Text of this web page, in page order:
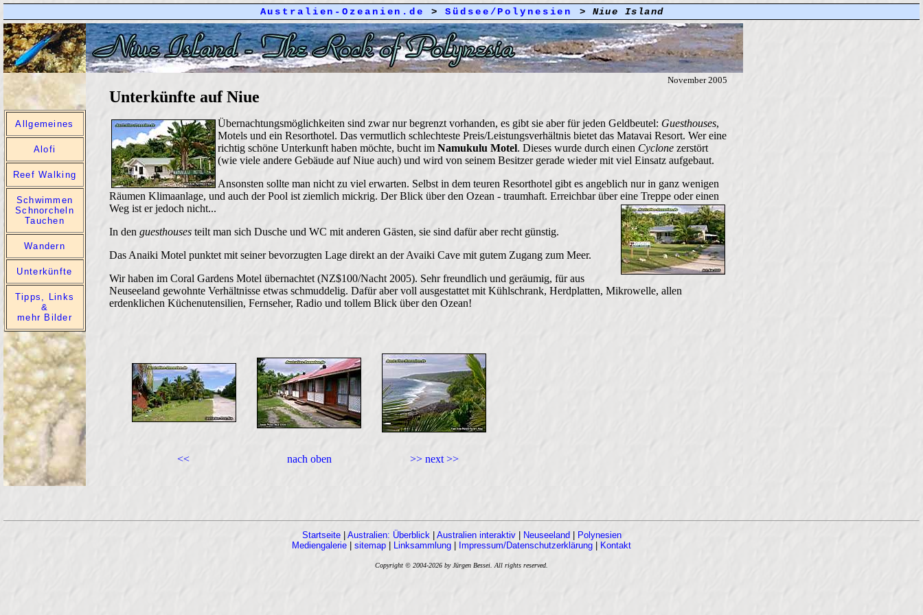
Australien-Ozeanien.de > Südsee/Polynesien > Niue Island
Allgemeines
Alofi
Reef Walking
Schwimmen
Schnorcheln
Tauchen
Wandern
Unterkünfte
Tipps, Links
&
mehr Bilder
November 2005
Unterkünfte auf Niue
Übernachtungsmöglichkeiten sind zwar nur begrenzt vorhanden, es gibt sie aber für jeden Geldbeutel: Guesthouses,
Motels und ein Resorthotel. Das vermutlich schlechteste Preis/Leistungsverhältnis bietet das Matavai Resort. Wer eine
richtig schöne Unterkunft haben möchte, bucht im Namukulu Motel. Dieses wurde durch einen Cyclone zerstört
(wie viele andere Gebäude auf Niue auch) und wird von seinem Besitzer gerade wieder mit viel Einsatz aufgebaut.
Ansonsten sollte man nicht zu viel erwarten. Selbst in dem teuren Resorthotel gibt es angeblich nur in ganz wenigen
Räumen Klimaanlage, und auch der Pool ist ziemlich mickrig. Der Blick über den Ozean - traumhaft. Erreichbar über eine Treppe oder einen
Weg ist er jedoch nicht...
In den guesthouses teilt man sich Dusche und WC mit anderen Gästen, sie sind dafür aber recht günstig.
Das Anaiki Motel punktet mit seiner bevorzugten Lage direkt an der Avaiki Cave mit gutem Zugang zum Meer.
Wir haben im Coral Gardens Motel übernachtet (NZ$100/Nacht 2005). Sehr freundlich und geräumig, für aus
Neuseeland gewohnte Verhältnisse etwas schmuddelig. Dafür aber voll ausgestattet mit Kühlschrank, Herdplatten, Mikrowelle, allen
erdenklichen Küchenutensilien, Fernseher, Radio und tollem Blick über den Ozean!
<< nach oben >> next >>
Startseite| Australien: Überblick Australien interaktiv| Neuseeland
Polynesien
Mediengalerie
sitemap Linksammlung Impressum/Datenschutzerklärung Kontakt
Copyright © 2004-2026 by Jürgen Bessei. All rights reserved.